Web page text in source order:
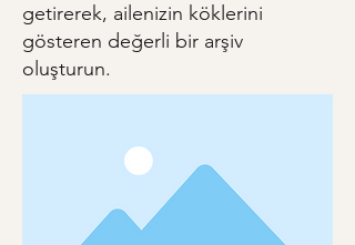
getirerek, ailenizin köklerini
gösteren değerli bir arşiv
oluşturun.